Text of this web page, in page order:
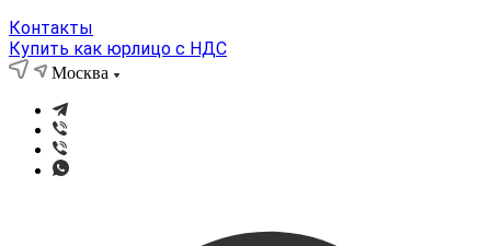
Контакты
Купить как юрлицо с НДС
Москва